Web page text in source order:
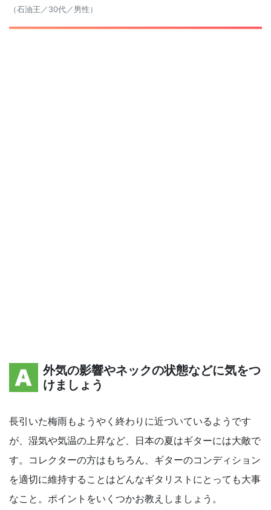
（石油王／30代／男性）
外気の影響やネックの状態などに気をつ
けましょう
長引いた梅雨もようやく終わりに近づいているようです
が、湿気や気温の上昇など、日本の夏はギターには大敵で
す。コレクターの方はもちろん、ギターのコンディション
を適切に維持することはどんなギタリストにとっても大事
なこと。ポイントをいくつかお教えしましょう。